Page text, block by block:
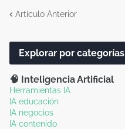
Artículo Anterior
Explorar por categorías
🧠 Inteligencia Artificial
Herramientas IA
IA educación
IA negocios
IA contenido